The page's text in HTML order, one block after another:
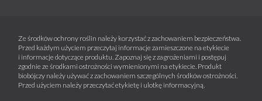
Ze środków ochrony roślin należy korzystać z zachowaniem bezpieczeństwa.
Przed każdym użyciem przeczytaj informacje zamieszczone na etykiecie
i informacje dotyczące produktu. Zapoznaj się z zagrożeniami i postępuj
zgodnie ze środkami ostrożności wymienionymi na etykiecie. Produkt
biobójczy należy używać z zachowaniem szczególnych środków ostrożności.
Przed użyciem należy przeczytać etykietę i ulotkę informacyjną.